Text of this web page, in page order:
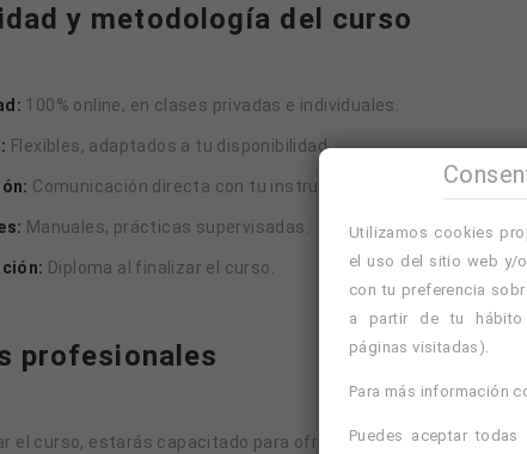
y metodología del curso
100% online, en clases privadas e individuales.
Flexibles, adaptados a tu disponibilidad.
Comunicación directa con tu instructor en tiempo real.
Manuales, prácticas supervisadas.
Diploma al finalizar el curso.
profesionales
el curso, estarás capacitado para ofrecer sesiones de
Utilizamos cookies
el uso del sitio web y/
con tu preferencia
a partir de tu hábito
páginas visitadas).
Para más información
Puedes aceptar